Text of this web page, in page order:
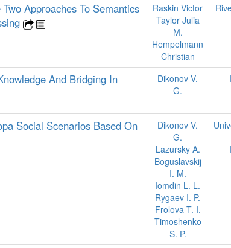
Approaches To Semantics
Raskin Victor
Taylor Julia
M.
Hempelmann
Christian
And Bridging In
Dikonov V.
G.
Social Scenarios Based On
Dikonov V.
G.
Lazursky A.
Boguslavskij
I. M.
Iomdin L. L.
Rygaev I. P.
Frolova T. I.
Timoshenko
S. P.